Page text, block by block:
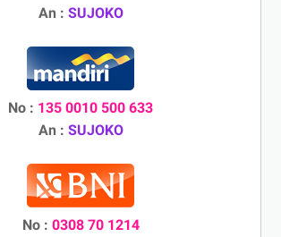
An : SUJOKO
No : 135 0010 500 633
An : SUJOKO
No : 0308 70 1214